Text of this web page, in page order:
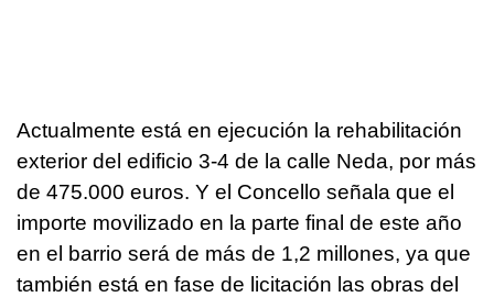
Actualmente está en ejecución la rehabilitación
exterior del edificio 3-4 de la calle Neda, por más
de 475.000 euros. Y el Concello señala que el
importe movilizado en la parte final de este año
en el barrio será de más de 1,2 millones, ya que
también está en fase de licitación las obras del